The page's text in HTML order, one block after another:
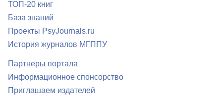
ТОП-20 книг
База знаний
Проекты PsyJournals.ru
История журналов МГППУ
Партнеры портала
Информационное спонсорство
Приглашаем издателей